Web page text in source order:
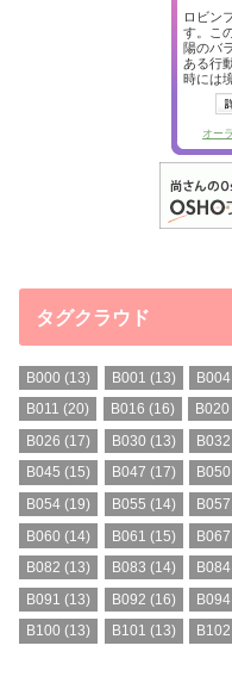
タグクラウド
B000 (13) B001 (13) B004
B011 (20) B016 (16) B020
B026 (17) B030 (13) B032
B045 (15) B047 (17) B050
B054 (19) B055 (14) B057
B060 (14) B061 (15) B067
B082 (13) B083 (14) B084
B091 (13) B092 (16) B094
B100 (13) B101 (13) B102